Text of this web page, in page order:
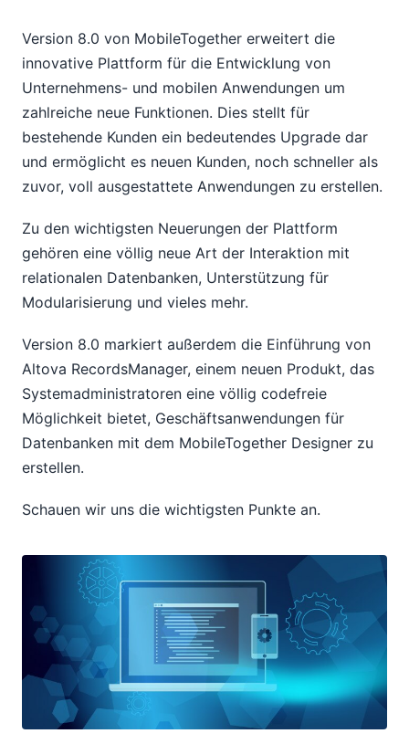
Version 8.0 von MobileTogether erweitert die
innovative Plattform für die Entwicklung von
Unternehmens- und mobilen Anwendungen um
zahlreiche neue Funktionen. Dies stellt für
bestehende Kunden ein bedeutendes Upgrade dar
und ermöglicht es neuen Kunden, noch schneller als
zuvor, voll ausgestattete Anwendungen zu erstellen.
Zu den wichtigsten Neuerungen der Plattform
gehören eine völlig neue Art der Interaktion mit
relationalen Datenbanken, Unterstützung für
Modularisierung und vieles mehr.
Version 8.0 markiert außerdem die Einführung von
Altova RecordsManager, einem neuen Produkt, das
Systemadministratoren eine völlig codefreie
Möglichkeit bietet, Geschäftsanwendungen für
Datenbanken mit dem MobileTogether Designer zu
erstellen.
Schauen wir uns die wichtigsten Punkte an.